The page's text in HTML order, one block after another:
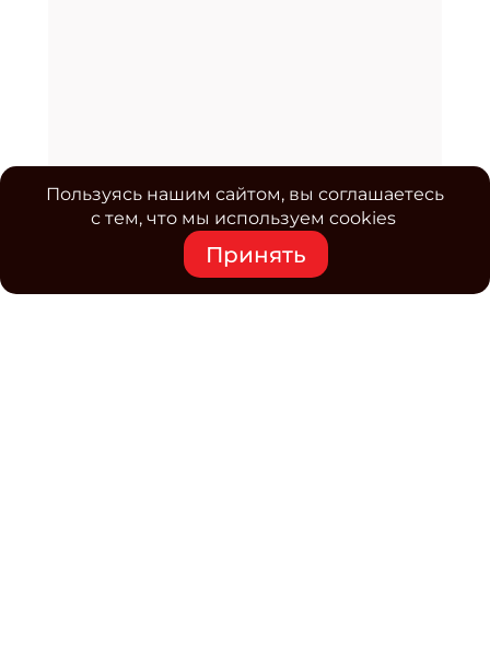
Пользуясь нашим сайтом, вы соглашаетесь
с тем, что мы используем cookies
Принять